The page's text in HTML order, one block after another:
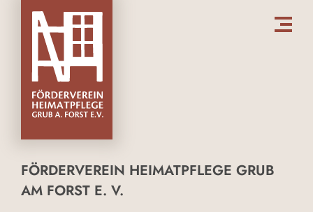
FÖRDERVEREIN HEIMATPFLEGE GRUB
AM FORST E. V.